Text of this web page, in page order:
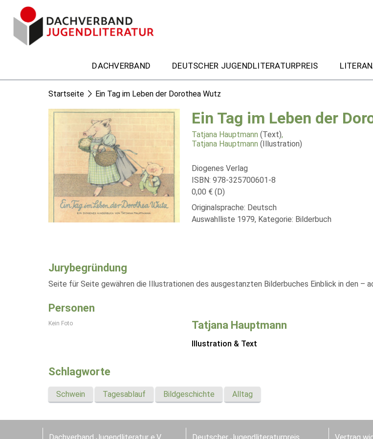
DACHVERBAND DEUTSCHER JUGENDLITERATURPREIS
Startseite Ein Tag im Leben der Dorothea Wutz
Ein Tag im Leben der
Tatjana Hauptmann (Text),
Tatjana Hauptmann (Illustration)
Diogenes Verlag
ISBN: 978-325700601-8
0,00 € (D)
Originalsprache: Deutsch
Auswahlliste 1979, Kategorie: Bilderbuch
Jurybegründung
Seite für Seite gewähren die Illustrationen des ausgestanzten Bilderbuches Einblick in den –
Personen
Kein Foto Tatjana Hauptmann
Illustration & Text
Schlagworte
Schwein Tagesablauf Bildgeschichte Alltag